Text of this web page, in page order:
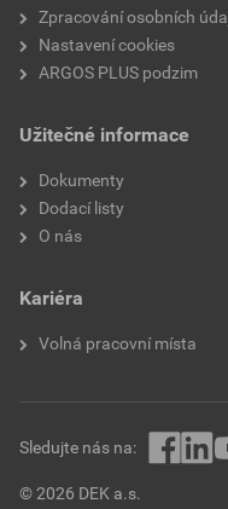
Zpracování osobních
Nastavení cookies
ARGOS PLUS podzim
Užitečné informace
Dokumenty
Dodací listy
O nás
Kariéra
Volná pracovní místa
© 2026 DEK a.s.
Sledujte nás na: